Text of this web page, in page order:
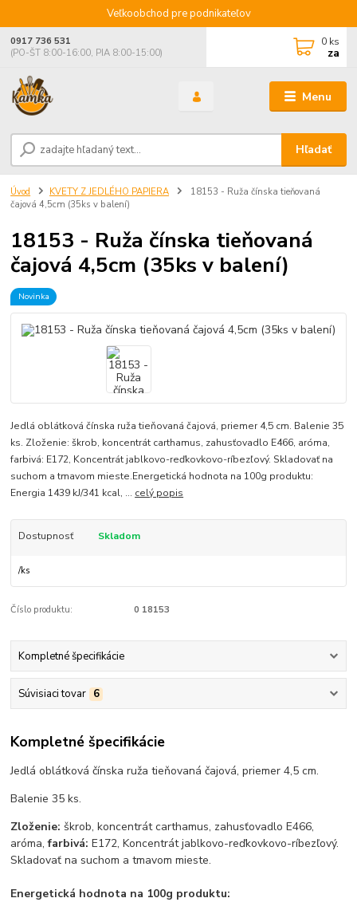
Veľkoobchod pre podnikateľov
Menu
Hľadať
0917 736 531
(PO-ŠT 8:00-16:00, PIA 8:00-15:00)
0 ks
za
Úvod KVETY Z JEDLÉHO PAPIERA
18153 - Ruža čínska tieňovaná
čajová 4,5cm (35ks v balení)
18153 - Ruža čínska tieňovaná
čajová 4,5cm (35ks v balení)
Novinka
Jedlá oblátková čínska ruža tieňovaná čajová, priemer 4,5 cm. Balenie 35
ks. Zloženie: škrob, koncentrát carthamus, zahusťovadlo E466, aróma,
farbivá: E172, Koncentrát jablkovo-reďkovkovo-ríbezľový. Skladovať na
suchom a tmavom mieste.Energetická hodnota na 100g produktu:
Energia 1439 kJ/341 kcal, ... celý popis
Dostupnosť Skladom
/ks
Číslo produktu: 0 18153
Kompletné špecifikácie
Súvisiaci tovar 6
Kompletné špecifikácie
Jedlá oblátková čínska ruža tieňovaná čajová, priemer 4,5 cm.
Balenie 35 ks.
Zloženie: škrob, koncentrát carthamus, zahusťovadlo E466,
aróma,farbivá: E172, Koncentrát jablkovo-reďkovkovo-ríbezľový.
Skladovať na suchom a tmavom mieste.
Energetická hodnota na 100g produktu: